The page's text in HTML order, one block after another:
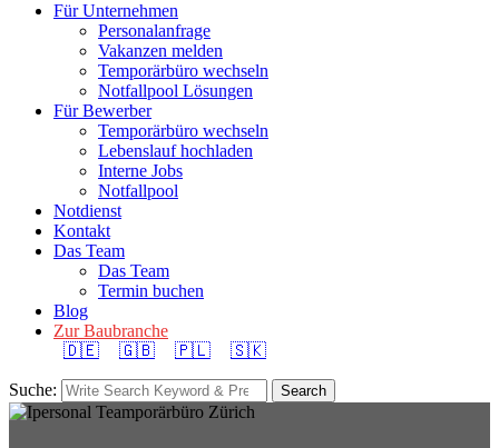
Für Unternehmen
Personalanfrage
Vakanzen melden
Temporärbüro wechseln
Notfallpool Lösungen
Für Bewerber
Temporärbüro wechseln
Lebenslauf hochladen
Interne Jobs
Notfallpool
Notdienst
Kontakt
Das Team
Das Team
Termin buchen
Blog
Zur Baubranche
🇩🇪
🇬🇧 🇵🇱 🇸🇰
Suche: Search